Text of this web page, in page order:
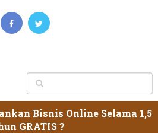
Bisnis Online Selama 1,5
GRATIS ?